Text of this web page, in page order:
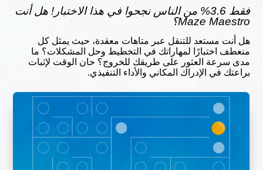
فقط 3.6% من الناس نجحوا في هذا الاختبار! هل أنت
Maze Maestro؟
هل أنت مستعد للتنقل عبر متاهات معقدة، حيث يمثل كل
منعطف اختبارًا لمهاراتك في التخطيط وحل المشكلات؟ ما
مدى سرعة العثور على طريقك للخروج؟ حان الوقت لإثبات
براعتك في الإدراك المكاني والأداء التنفيذي.